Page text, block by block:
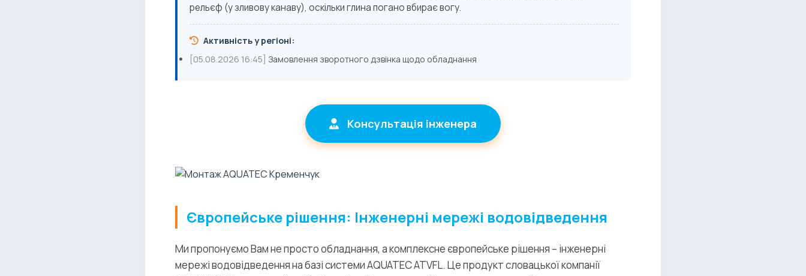
рельєф (у зливову канаву), оскільки глина погано вбирає вогу.
Активність у регіоні:
[05.08.2026 16:45] Замовлення зворотного дзвінка щодо обладнання
Консультація інженера
Європейське рішення: Інженерні мережі водовідведення
Ми пропонуємо Вам не просто обладнання, а комплексне європейське рішення – інженерні
мережі водовідведення на базі системи AQUATEC ATVFL. Це продукт словацької компанії